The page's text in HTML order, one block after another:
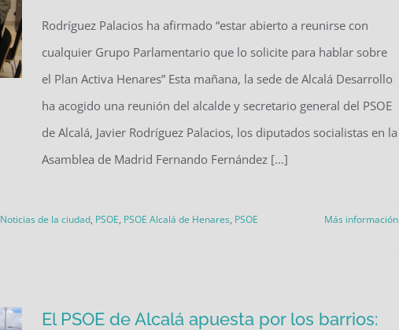
Rodríguez Palacios ha afirmado “estar abierto a reunirse con
cualquier Grupo Parlamentario que lo solicite para hablar sobre
el Plan Activa Henares” Esta mañana, la sede de Alcalá Desarrollo
ha acogido una reunión del alcalde y secretario general del PSOE
de Alcalá, Javier Rodríguez Palacios, los diputados socialistas en la
Asamblea de Madrid Fernando Fernández [...]
Noticias de la ciudad, PSOE, PSOE Alcalá de Henares, PSOE
Más información
El PSOE de Alcalá apuesta por los barrios: